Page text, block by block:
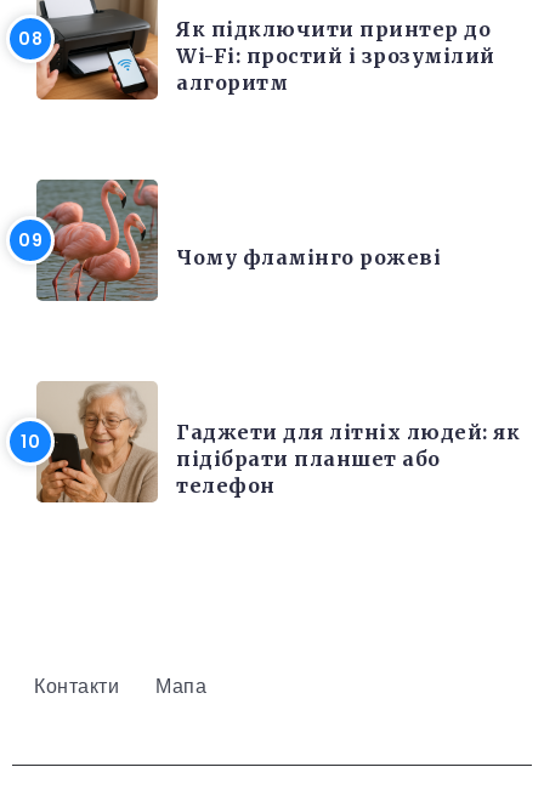
Як підключити принтер до
Wi-Fi: простий і зрозумілий
алгоритм
Чому фламінго рожеві
Гаджети для літніх людей: як
підібрати планшет або
телефон
Контакти Мапа